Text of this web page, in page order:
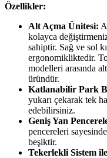
Özellikler:
Alt Açma Ünitesi:
kolayca
sahiptir. Sağ ve sol
ergonomikliktedir.
modelleri arasında
üründür.
Katlanabilir Park
yukarı çekarak tek
edebilirsiniz.
Geniş Yan
pencereleri
beşiktir.
Tekerlekli Sistem